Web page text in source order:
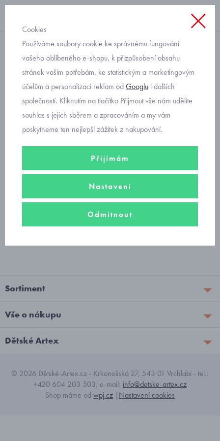
Úvod
Scamp - Prince Oliver
dívčí oblečení
kojenecké oblečení
Žádný produkt
Sortiment
Vše o nákupu
Dětské Artex
© 2026 Dětské-Artex.cz - Krkonošská 27, 543 01 Vrchlabí - tel.:
+420 604 203 503, e-mail: info@detske-artex.cz
Shop máme od wpj.cz |Nastavení cookies
Cookies
Používáme soubory cookie ke správnému fungování
vašeho oblíbeného e-shopu, k přizpůsobení obsahu
stránek vašim potřebám, ke statistickým a marketingovým
účelům a personalizaci reklam odGooglu i dalších
společností. Kliknutím na tlačítko Přijmout vše nám udělíte
souhlas s jejich sběrem a zpracováním a my vám
poskytneme ten nejlepší zážitek z nakupování.
Přijímám
Nastavení
Odmítnout